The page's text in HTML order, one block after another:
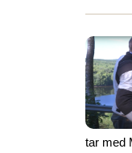
tar med